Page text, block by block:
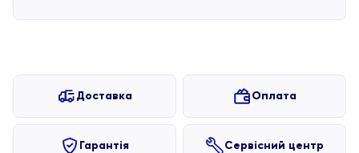
Доставка Оплата
Гарантія Сервісний центр